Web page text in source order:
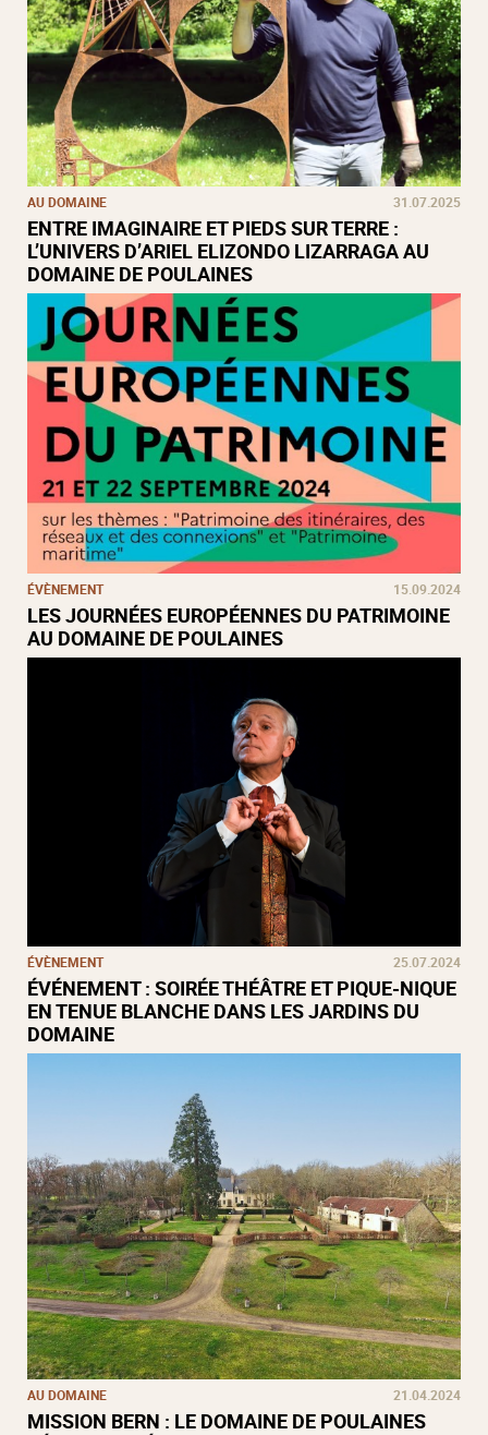
AU DOMAINE 31.07.2025
ENTRE IMAGINAIRE ET PIEDS SUR TERRE :
L’UNIVERS D’ARIEL ELIZONDO LIZARRAGA AU
DOMAINE DE POULAINES
ÉVÈNEMENT 15.09.2024
LES JOURNÉES EUROPÉENNES DU PATRIMOINE
AU DOMAINE DE POULAINES
ÉVÈNEMENT 25.07.2024
ÉVÉNEMENT : SOIRÉE THÉÂTRE ET PIQUE-NIQUE
EN TENUE BLANCHE DANS LES JARDINS DU
DOMAINE
AU DOMAINE 21.04.2024
MISSION BERN : LE DOMAINE DE POULAINES